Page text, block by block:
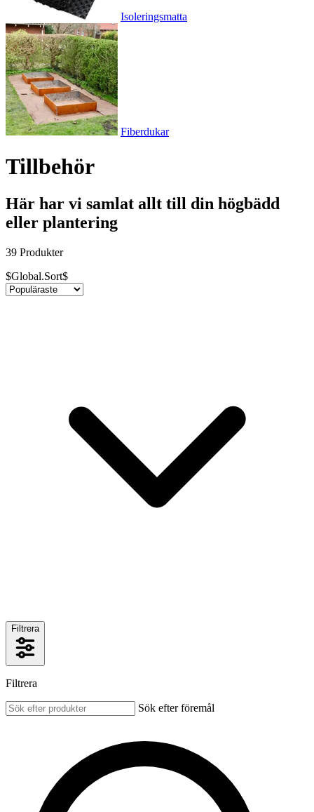
Isoleringsmatta
Fiberdukar
Tillbehör
Här har vi samlat allt till din högbädd
eller plantering
39 Produkter
$Global.Sort$
Filtrera
Filtrera
Sök efter föremål